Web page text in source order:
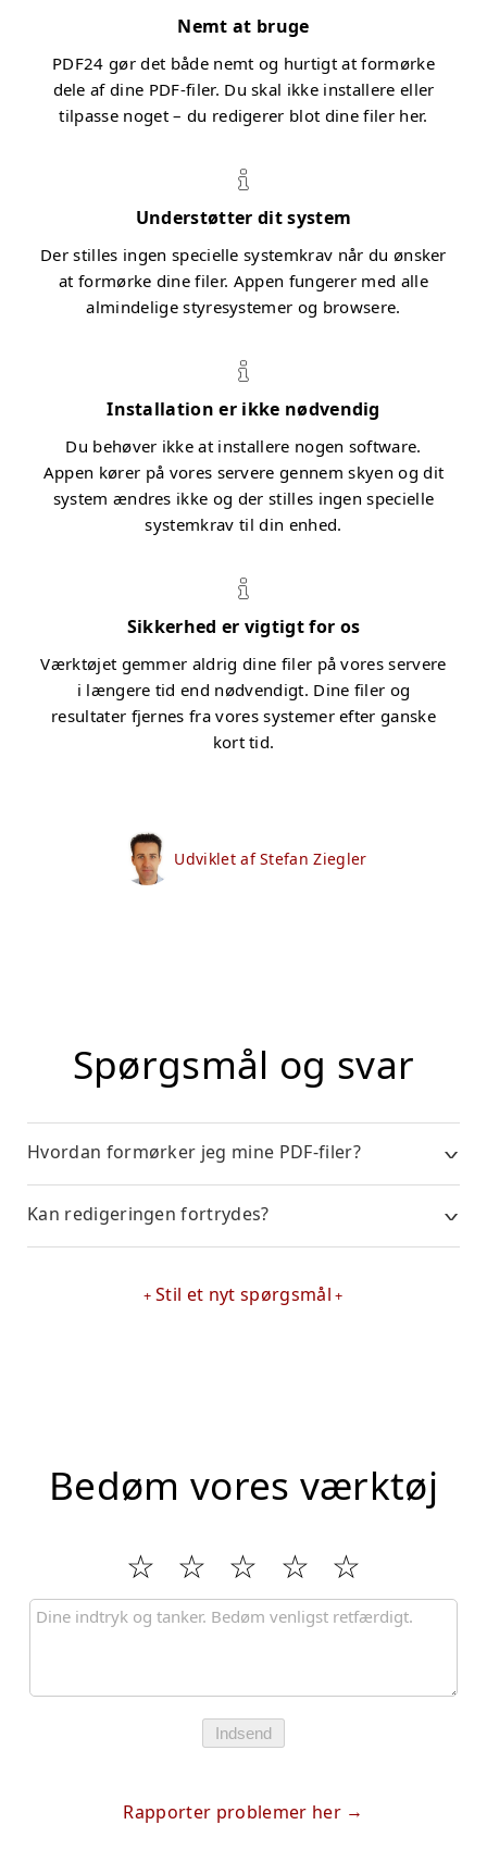
Nemt at bruge
PDF24 gør det både nemt og hurtigt at formørke
dele af dine PDF-filer. Du skal ikke installere eller
tilpasse noget – du redigerer blot dine filer her.
Understøtter dit system
Der stilles ingen specielle systemkrav når du ønsker
at formørke dine filer. Appen fungerer med alle
almindelige styresystemer og browsere.
Installation er ikke nødvendig
Du behøver ikke at installere nogen software.
Appen kører på vores servere gennem skyen og dit
system ændres ikke og der stilles ingen specielle
systemkrav til din enhed.
Sikkerhed er vigtigt for os
Værktøjet gemmer aldrig dine filer på vores servere
i længere tid end nødvendigt. Dine filer og
resultater fjernes fra vores systemer efter ganske
kort tid.
Udviklet af Stefan Ziegler
Spørgsmål og svar
Hvordan formørker jeg mine PDF-filer?
Kan redigeringen fortrydes?
Stil et nyt spørgsmål
Bedøm vores værktøj
Indsend
Rapporter problemer her